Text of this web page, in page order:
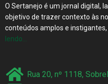
O Sertanejo é um jornal digital,
objetivo de trazer contexto às
conteúdos amplos e
lendo…
Rua 20, nº 1118,